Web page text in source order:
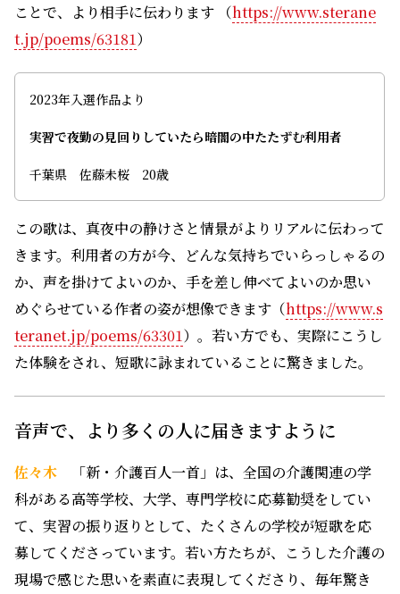
ことで、より相手に伝わります （https://www.sterane
t.jp/poems/63181）
2023年入選作品より
実習で夜勤の見回りしていたら暗闇の中たたずむ利用者
千葉県 佐藤未桜 20歳
この歌は、真夜中の静けさと情景がよりリアルに伝わって
きます。利用者の方が今、どんな気持ちでいらっしゃるの
か、声を掛けてよいのか、手を差し伸べてよいのか思い
めぐらせている作者の姿が想像できます（https://www.s
teranet.jp/poems/63301）。若い方でも、実際にこうし
た体験をされ、短歌に詠まれていることに驚きました。
音声で、より多くの人に届きますように
佐々木 「新・介護百人一首」は、全国の介護関連の学
科がある高等学校、大学、専門学校に応募勧奨をしてい
て、実習の振り返りとして、たくさんの学校が短歌を応
募してくださっています。若い方たちが、こうした介護の
現場で感じた思いを素直に表現してくださり、毎年驚き